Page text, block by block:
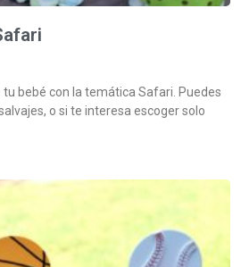
tu bebé con la temática Safari. Puedes
o si te interesa escoger solo